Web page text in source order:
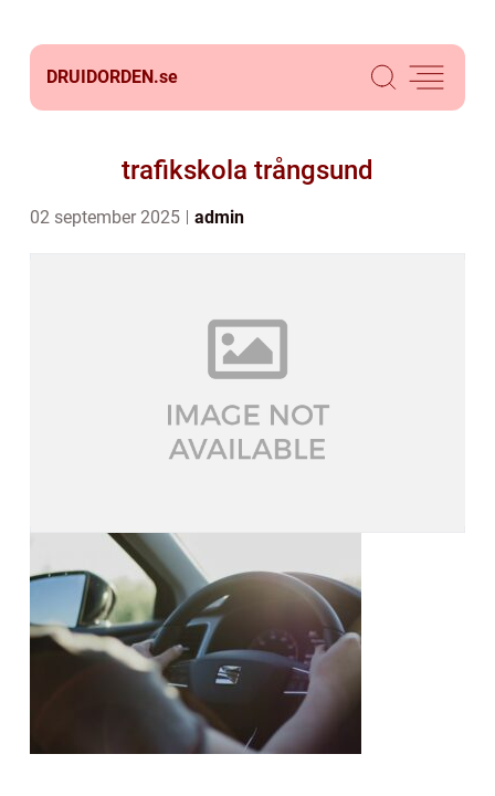
DRUIDORDEN.se
trafikskola trångsund
02 september 2025 admin